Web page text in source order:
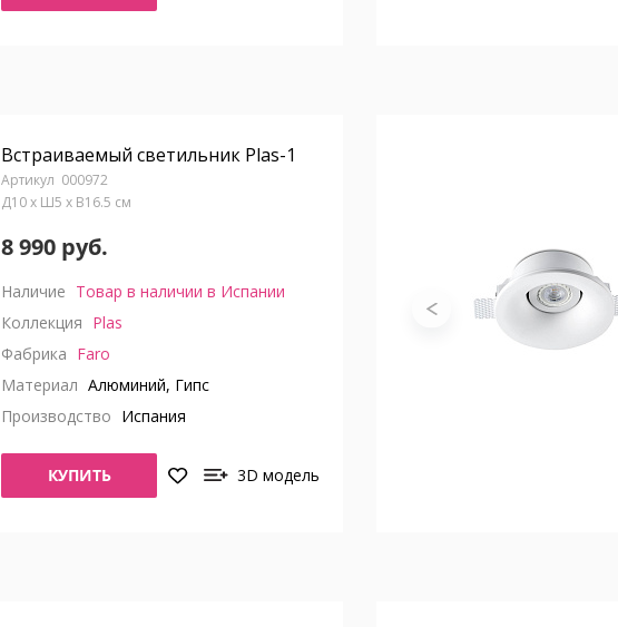
Встраиваемый светильник Plas-1
000972
Д10 x Ш5 x В16.5 см
8 990 руб.
Наличие Товар в наличии в Испании
Коллекция Plas
Фабрика Faro
Материал Алюминий, Гипс
Производство Испания
КУПИТЬ 3D модель